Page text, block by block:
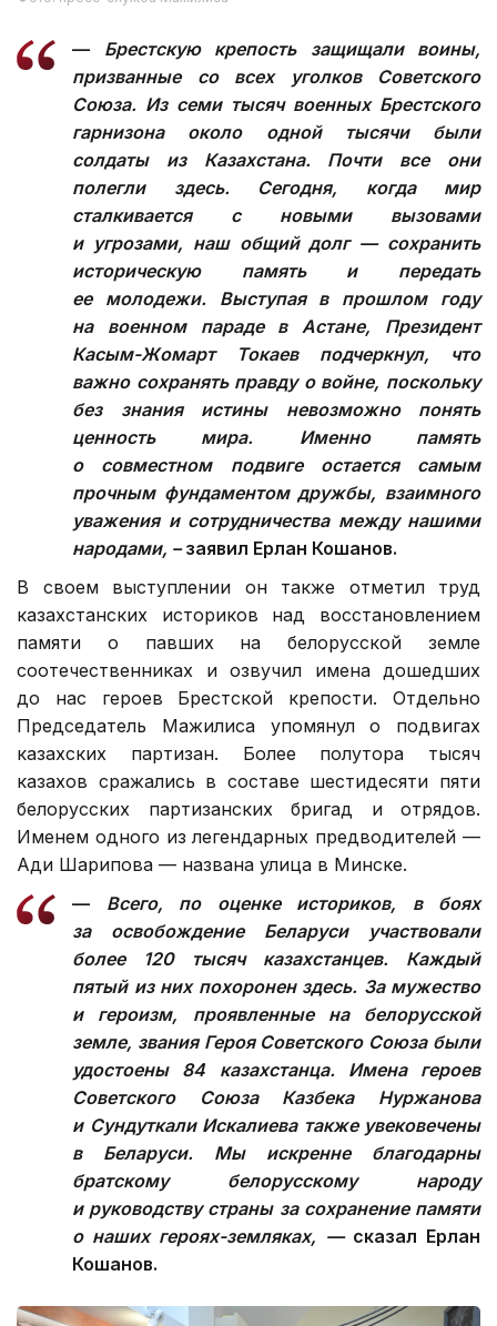
— Брестскую крепость защищали воины,
призванные со всех уголков Советского
Союза. Из семи тысяч военных Брестского
гарнизона около одной тысячи были
солдаты из Казахстана. Почти все они
полегли здесь. Сегодня, когда мир
сталкивается с новыми вызовами
и угрозами, наш общий долг — сохранить
историческую память и передать
ее молодежи. Выступая в прошлом году
на военном параде в Астане, Президент
Касым-Жомарт Токаев подчеркнул, что
важно сохранять правду о войне, поскольку
без знания истины невозможно понять
ценность мира. Именно память
о совместном подвиге остается самым
прочным фундаментом дружбы, взаимного
уважения и сотрудничества между нашими
народами, –заявил Ерлан Кошанов.
В своем выступлении он также отметил труд
казахстанских историков над восстановлением
памяти о павших на белорусской земле
соотечественниках и озвучил имена дошедших
до нас героев Брестской крепости. Отдельно
Председатель Мажилиса упомянул о подвигах
казахских партизан. Более полутора тысяч
казахов сражались в составе шестидесяти пяти
белорусских партизанских бригад и отрядов.
Именем одного из легендарных предводителей —
Ади Шарипова — названа улица в Минске.
— Всего, по оценке историков, в боях
за освобождение Беларуси участвовали
более 120 тысяч казахстанцев. Каждый
пятый из них похоронен здесь. За мужество
и героизм, проявленные на белорусской
земле, звания Героя Советского Союза были
удостоены 84 казахстанца. Имена героев
Советского Союза Казбека Нуржанова
и Сундуткали Искалиева также увековечены
в Беларуси. Мы искренне благодарны
братскому белорусскому народу
и руководству страны за сохранение памяти
о наших героях-земляках, — сказал Ерлан
Кошанов.